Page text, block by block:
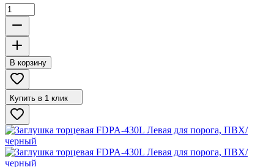
В корзину
Купить в 1 клик